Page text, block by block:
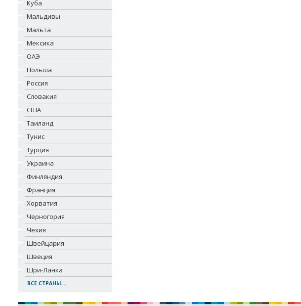
Куба
Мальдивы
Мальта
Мексика
ОАЭ
Польша
Россия
Словакия
США
Таиланд
Тунис
Турция
Украина
Финляндия
Франция
Хорватия
Черногория
Чехия
Швейцария
Швеция
Шри-Ланка
ВСЕ СТРАНЫ...